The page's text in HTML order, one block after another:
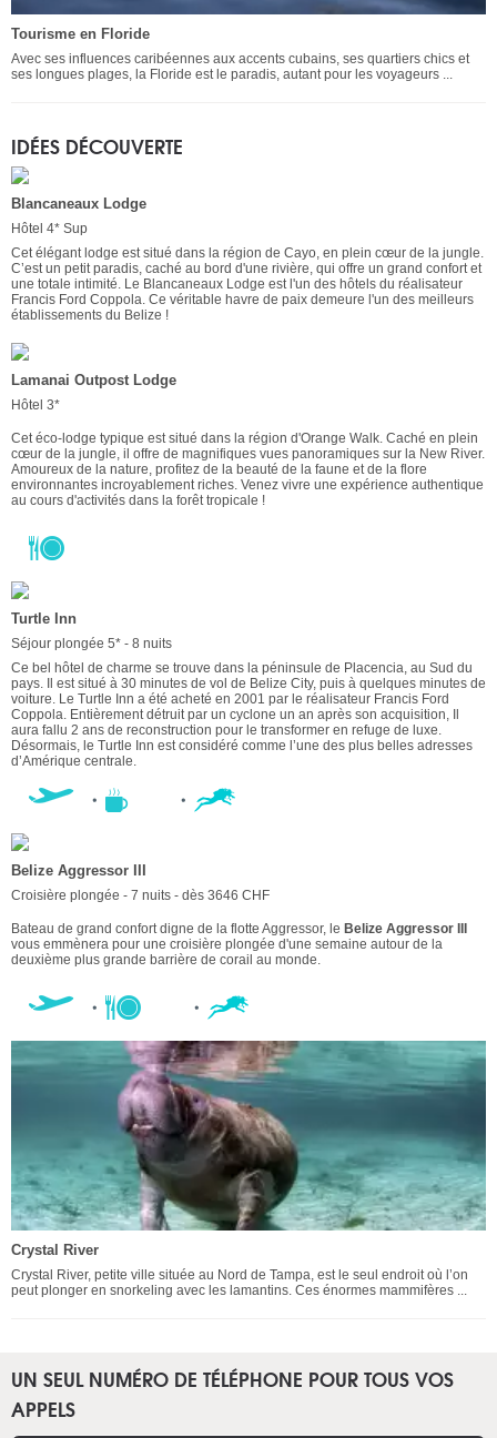
Tourisme en Floride
Avec ses influences caribéennes aux accents cubains, ses quartiers chics et
ses longues plages, la Floride est le paradis, autant pour les voyageurs ...
IDÉES DÉCOUVERTE
Blancaneaux Lodge
Hôtel 4* Sup
Cet élégant lodge est situé dans la région de Cayo, en plein cœur de la jungle.
C’est un petit paradis, caché au bord d'une rivière, qui offre un grand confort et
une totale intimité. Le Blancaneaux Lodge est l'un des hôtels du réalisateur
Francis Ford Coppola. Ce véritable havre de paix demeure l'un des meilleurs
établissements du Belize !
Lamanai Outpost Lodge
Hôtel 3*
Cet éco-lodge typique est situé dans la région d'Orange Walk. Caché en plein
cœur de la jungle, il offre de magnifiques vues panoramiques sur la New River.
Amoureux de la nature, profitez de la beauté de la faune et de la flore
environnantes incroyablement riches. Venez vivre une expérience authentique
au cours d'activités dans la forêt tropicale !
Turtle Inn
Séjour plongée 5* - 8 nuits
Ce bel hôtel de charme se trouve dans la péninsule de Placencia, au Sud du
pays. Il est situé à 30 minutes de vol de Belize City, puis à quelques minutes de
voiture. Le Turtle Inn a été acheté en 2001 par le réalisateur Francis Ford
Coppola. Entièrement détruit par un cyclone un an après son acquisition, Il
aura fallu 2 ans de reconstruction pour le transformer en refuge de luxe.
Désormais, le Turtle Inn est considéré comme l’une des plus belles adresses
d’Amérique centrale.
Belize Aggressor III
Croisière plongée - 7 nuits - dès 3646 CHF
Bateau de grand confort digne de la flotte Aggressor, le Belize Aggressor III
vous emmènera pour une croisière plongée d'une semaine autour de la
deuxième plus grande barrière de corail au monde.
Crystal River
Crystal River, petite ville située au Nord de Tampa, est le seul endroit où l’on
peut plonger en snorkeling avec les lamantins. Ces énormes mammifères ...
UN SEUL NUMÉRO DE TÉLÉPHONE POUR TOUS VOS
APPELS